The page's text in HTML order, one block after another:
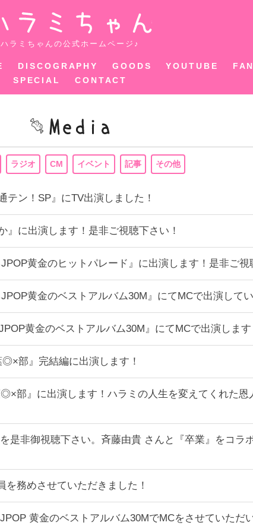
ハラミちゃん
ハラミちゃんの公式ホームページ♪
DISCOGRAPHY GOODS YOUTUBE
SPECIAL
CONTACT
ラジオ CM イベント 記事 その他
テン！SP』にTV出演しました！
』に出演します！是非ご視聴下さい！
黄金のヒットパレード』に出演します！是非ご視
黄金のベストアルバム30M』にてMCで出演してい
黄金のベストアルバム30M』にてMCで出演します
部』完結編に出演します！
部』に出演します！ハラミの人生を変えてくれた
是非御視聴下さい。斉藤由貴 さんと『卒業』をコラ
を務めさせていただきました！
黄金のベストアルバム30MでMCをさせていただ